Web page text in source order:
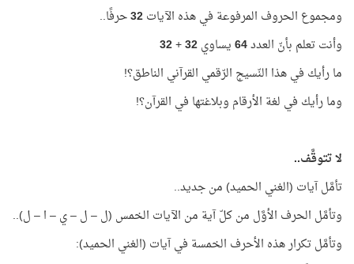
ومجموع الحروف المرفوعة في هذه الآيات32حرفًا..
وأنت تعلم بأنّ العدد64يساوي32
+
32
ما رأيك في هذا النّسيج الرّقمي القرآني الناطق؟!
وما رأيك في لغة الأرقام وبلاغتها في القرآن؟!
لا تتوقَّف..
تأمَّل آيات (الغني الحميد) من جديد..
وتأمَّل الحرف الأوَّل من كلّ آية من الآيات الخمس (ل – ل – ي – ا – ل)..
وتأمَّل تكرار هذه الأحرف الخمسة في آيات (الغني الحميد):